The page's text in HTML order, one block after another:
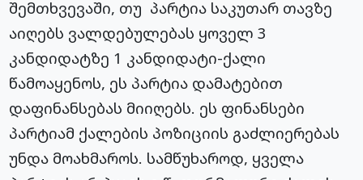
შემთხვევაში, თუ პარტია საკუთარ თავზე
აიღებს ვალდებულებას ყოველ 3
კანდიდატზე 1 კანდიდატი-ქალი
წამოაყენოს, ეს პარტია დამატებით
დაფინანსებას მიიღებს. ეს ფინანსები
პარტიამ ქალების პოზიციის გაძლიერებას
უნდა მოახმაროს. სამწუხაროდ, ყველა